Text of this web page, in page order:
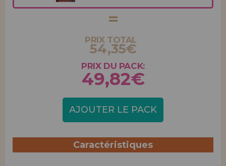
PRIX TOTAL
54,35€
PRIX DU PACK:
49,82€
AJOUTER LE PACK
Caractéristiques